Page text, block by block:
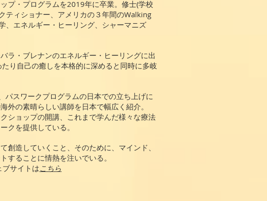
プ・プログラムを2019年に卒業。修士(学校
ティショナー、アメリカの３年間のWalking
、エネルギー・ヒーリング、シャーマニズ
ラ・ブレナンのエネルギー・ヒーリングに出
り自己の癒しを本格的に深めると同時に多岐
スワークプログラムの日本での立ち上げに
外の素晴らしい講師を日本で幅広く紹介。
ショップの開講、これまで学んだ様々な療法
クを提供している。
創造していくこと、そのために、マインド、
することに情熱を注いでいる。
ブサイトはこちら